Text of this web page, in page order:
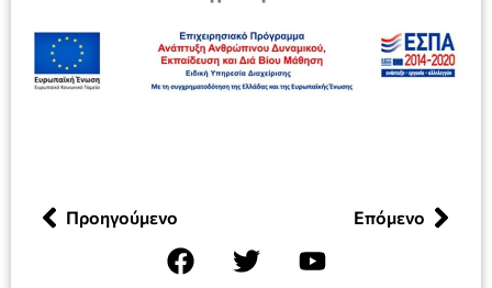
Προηγούμενο Επόμενο